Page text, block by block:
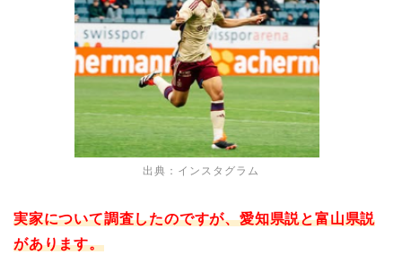
出典：インスタグラム
実家について調査したのですが、愛知県説と富山県説
があります。